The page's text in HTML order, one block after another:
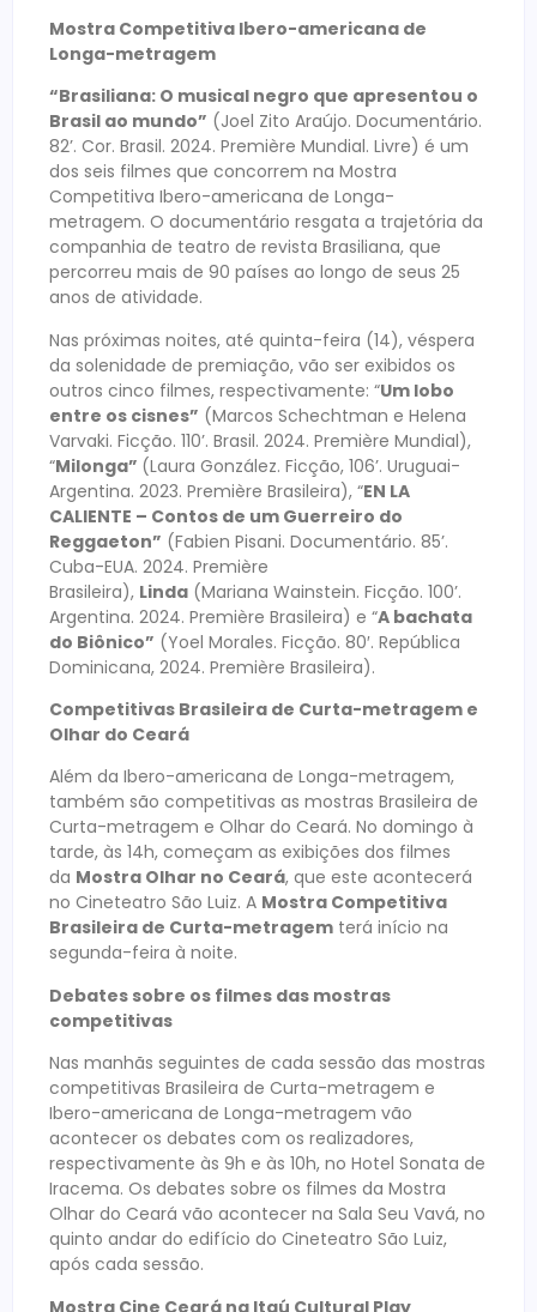
Mostra Competitiva Ibero-americana de
Longa-metragem
“Brasiliana: O musical negro que apresentou o
Brasil ao mundo” (Joel Zito Araújo. Documentário.
82’. Cor. Brasil. 2024. Première Mundial. Livre) é um
dos seis filmes que concorrem na Mostra
Competitiva Ibero-americana de Longa-
metragem. O documentário resgata a trajetória da
companhia de teatro de revista Brasiliana, que
percorreu mais de 90 países ao longo de seus 25
anos de atividade.
Nas próximas noites, até quinta-feira (14), véspera
da solenidade de premiação, vão ser exibidos os
outros cinco filmes, respectivamente: “Um lobo
entre os cisnes” (Marcos Schechtman e Helena
Varvaki. Ficção. 110’. Brasil. 2024. Première Mundial),
“Milonga” (Laura González. Ficção, 106’. Uruguai-
Argentina. 2023. Première Brasileira), “EN LA
CALIENTE – Contos de um Guerreiro do
Reggaeton” (Fabien Pisani. Documentário. 85’.
Cuba-EUA. 2024. Première
Brasileira), Linda (Mariana Wainstein. Ficção. 100’.
Argentina. 2024. Première Brasileira) e “A bachata
do Biônico” (Yoel Morales. Ficção. 80′. República
Dominicana, 2024. Première Brasileira).
Competitivas Brasileira de Curta-metragem e
Olhar do Ceará
Além da Ibero-americana de Longa-metragem,
também são competitivas as mostras Brasileira de
Curta-metragem e Olhar do Ceará. No domingo à
tarde, às 14h, começam as exibições dos filmes
da Mostra Olhar no Ceará, que este acontecerá
no Cineteatro São Luiz. A Mostra Competitiva
Brasileira de Curta-metragem terá início na
segunda-feira à noite.
Debates sobre os filmes das mostras
competitivas
Nas manhãs seguintes de cada sessão das mostras
competitivas Brasileira de Curta-metragem e
Ibero-americana de Longa-metragem vão
acontecer os debates com os realizadores,
respectivamente às 9h e às 10h, no Hotel Sonata de
Iracema. Os debates sobre os filmes da Mostra
Olhar do Ceará vão acontecer na Sala Seu Vavá, no
quinto andar do edifício do Cineteatro São Luiz,
após cada sessão.
Mostra Cine Ceará na Itaú Cultural Play